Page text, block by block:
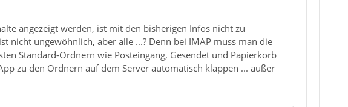
angezeigt werden, ist mit den bisherigen Infos nicht zu
nicht ungewöhnlich, aber alle ...? Denn bei IMAP muss man die
Standard-Ordnern wie Posteingang, Gesendet und Papierkorb
zu den Ordnern auf dem Server automatisch klappen ... außer